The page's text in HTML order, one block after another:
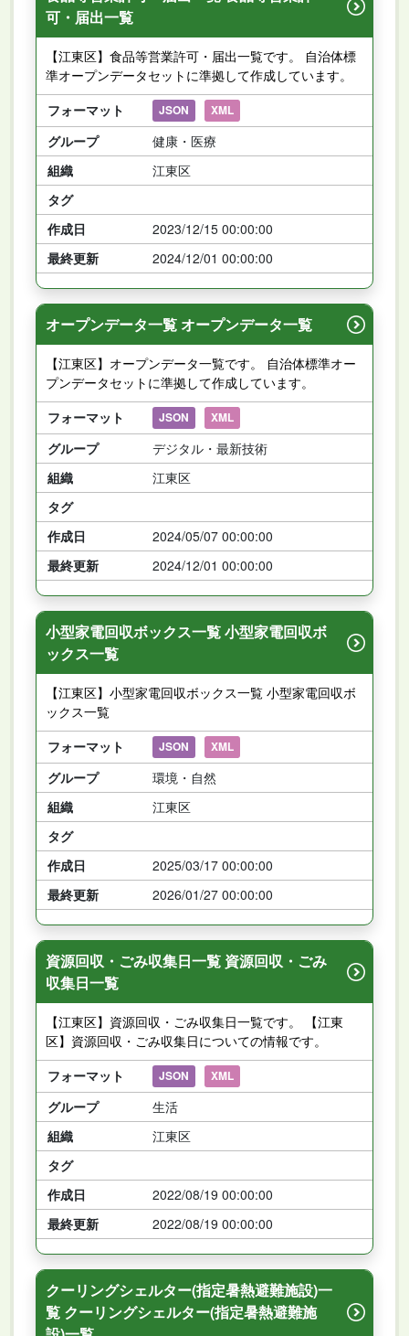
可・届出一覧
【江東区】食品等営業許可・届出一覧です。 自治体標
準オープンデータセットに準拠して作成しています。
フォーマット
JSON XML
グループ
健康・医療
組織
江東区
タグ
作成日
2023/12/15 00:00:00
最終更新
2024/12/01 00:00:00
オープンデータ一覧 オープンデータ一覧
【江東区】オープンデータ一覧です。 自治体標準オー
プンデータセットに準拠して作成しています。
フォーマット
JSON XML
グループ
デジタル・最新技術
組織
江東区
タグ
作成日
2024/05/07 00:00:00
最終更新
2024/12/01 00:00:00
小型家電回収ボックス一覧 小型家電回収ボ
ックス一覧
【江東区】小型家電回収ボックス一覧 小型家電回収ボ
ックス一覧
フォーマット
JSON XML
グループ
環境・自然
組織
江東区
タグ
作成日
2025/03/17 00:00:00
最終更新
2026/01/27 00:00:00
資源回収・ごみ収集日一覧 資源回収・ごみ
収集日一覧
【江東区】資源回収・ごみ収集日一覧です。 【江東
区】資源回収・ごみ収集日についての情報です。
フォーマット
JSON XML
グループ
生活
組織
江東区
タグ
作成日
2022/08/19 00:00:00
最終更新
2022/08/19 00:00:00
クーリングシェルター(指定暑熱避難施設)一
覧 クーリングシェルター(指定暑熱避難施